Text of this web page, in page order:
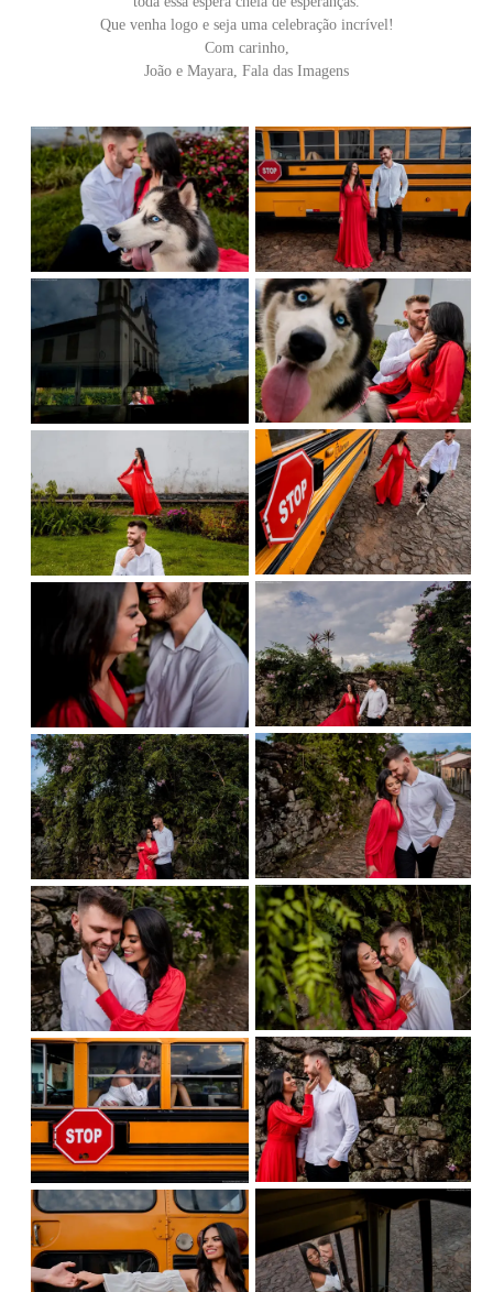
Que venha logo e seja uma celebração incrível!
Com carinho,
João e Mayara, Fala das Imagens